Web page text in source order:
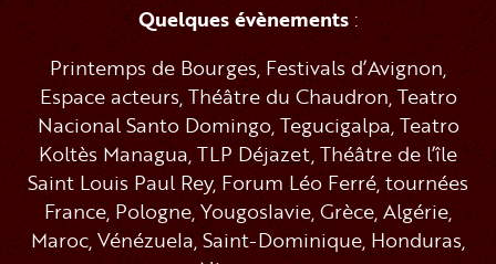
Quelques évènements :
Printemps de Bourges, Festivals d’Avignon,
Espace acteurs, Théâtre du Chaudron, Teatro
Nacional Santo Domingo, Tegucigalpa, Teatro
Koltès Managua, TLP Déjazet, Théâtre de l’île
Saint Louis Paul Rey, Forum Léo Ferré, tournées
France, Pologne, Yougoslavie, Grèce, Algérie,
Maroc, Vénézuela, Saint-Dominique, Honduras,